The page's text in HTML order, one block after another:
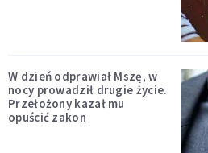
W dzień odprawiał Mszę, w
nocy prowadził drugie życie.
Przełożony kazał mu
opuścić zakon